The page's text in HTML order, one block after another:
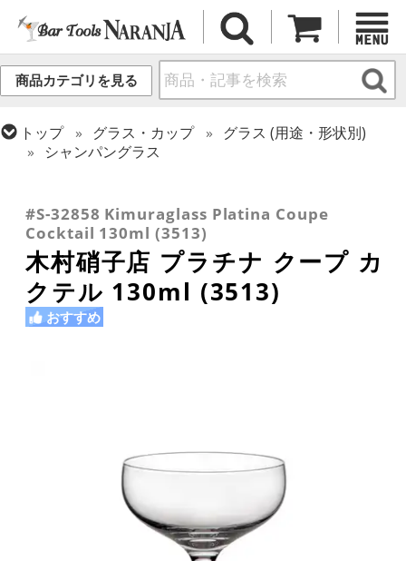
商品カテゴリを見る
トップ グラス・カップ
グラス (用途・形状別)
シャンパングラス
カクテルグラス (~139ml)
カクテルグラス (全サイズ)
#S-32858 Kimuraglass Platina Coupe
Cocktail 130ml (3513)
木村硝子店 プラチナ クープ カ
クテル 130ml (3513)
おすすめ